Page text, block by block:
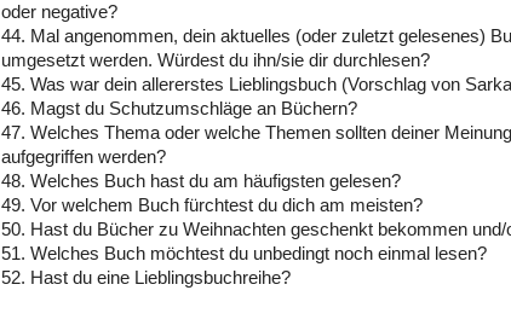
oder negative?
44. Mal angenommen, dein aktuelles (oder zuletzt gelesenes)
umgesetzt werden. Würdest du ihn/sie dir durchlesen?
45. Was war dein allererstes Lieblingsbuch (Vorschlag von
46. Magst du Schutzumschläge an Büchern?
47. Welches Thema oder welche Themen sollten deiner
aufgegriffen werden?
48. Welches Buch hast du am häufigsten gelesen?
49. Vor welchem Buch fürchtest du dich am meisten?
50. Hast du Bücher zu Weihnachten geschenkt bekommen
51. Welches Buch möchtest du unbedingt noch einmal lesen?
52. Hast du eine Lieblingsbuchreihe?